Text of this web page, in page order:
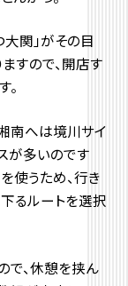
関」がその目
すので、開店す
。
南へは境川サイ
が多いのです
使うため、行き
るルートを選択
で、休憩を挟ん